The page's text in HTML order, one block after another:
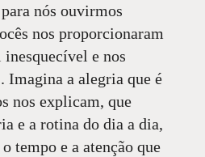
nós ouvirmos
nos proporcionaram
e nos
a alegria que é
nos explicam, que
e a rotina do dia a dia,
tempo e a atenção que